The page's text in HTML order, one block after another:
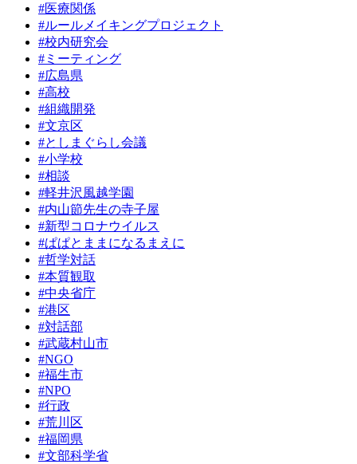
#医療関係
#ルールメイキングプロジェクト
#校内研究会
#ミーティング
#広島県
#高校
#組織開発
#文京区
#としまぐらし会議
#小学校
#相談
#軽井沢風越学園
#内山節先生の寺子屋
#新型コロナウイルス
#ぱぱとままになるまえに
#哲学対話
#本質観取
#中央省庁
#港区
#対話部
#武蔵村山市
#NGO
#福生市
#NPO
#行政
#荒川区
#福岡県
#文部科学省